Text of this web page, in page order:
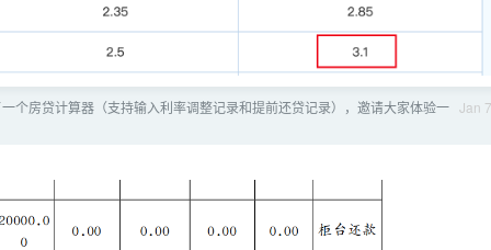
Jan 7
个房贷计算器（支持输入利率调整记录和提前还贷记录），邀请大家体验一